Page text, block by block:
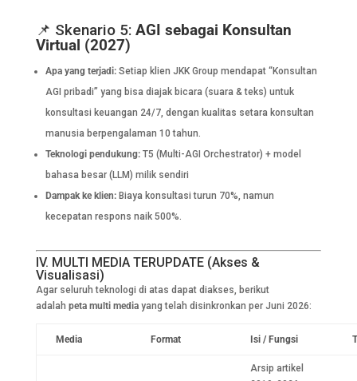
📌 Skenario 5: AGI sebagai Konsultan
Virtual (2027)
Apa yang terjadi:Setiap klien JKK Group mendapat “Konsultan
AGI pribadi” yang bisa diajak bicara (suara & teks) untuk
konsultasi keuangan 24/7, dengan kualitas setara konsultan
manusia berpengalaman 10 tahun.
Teknologi pendukung:T5 (Multi-AGI Orchestrator) + model
bahasa besar (LLM) milik sendiri
Dampak ke klien:Biaya konsultasi turun 70%, namun
kecepatan respons naik 500%.
IV. MULTI MEDIA TERUPDATE (Akses &
Visualisasi)
Agar seluruh teknologi di atas dapat diakses, berikut
adalah peta multi mediayang telah disinkronkan per Juni 2026:
Media Format Isi / Fungsi
Arsip artikel